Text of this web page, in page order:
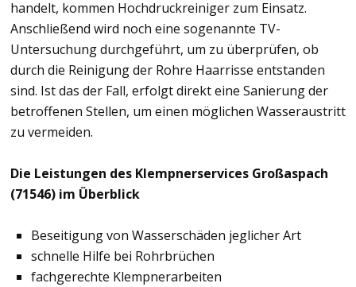
handelt, kommen Hochdruckreiniger zum Einsatz.
Anschließend wird noch eine sogenannte TV-
Untersuchung durchgeführt, um zu überprüfen, ob
durch die Reinigung der Rohre Haarrisse entstanden
sind. Ist das der Fall, erfolgt direkt eine Sanierung der
betroffenen Stellen, um einen möglichen Wasseraustritt
zu vermeiden.
Die Leistungen des Klempnerservices Großaspach
(71546) im Überblick
Beseitigung von Wasserschäden jeglicher Art
schnelle Hilfe bei Rohrbrüchen
fachgerechte Klempnerarbeiten